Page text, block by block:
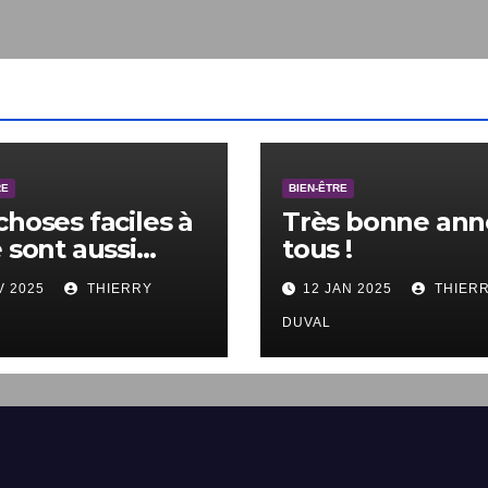
faciles à
aussi
à ne pas
2025 THIERRY
BIEN-ÊTRE
Très bonne
tous !
12 JAN 2025
DUVAL